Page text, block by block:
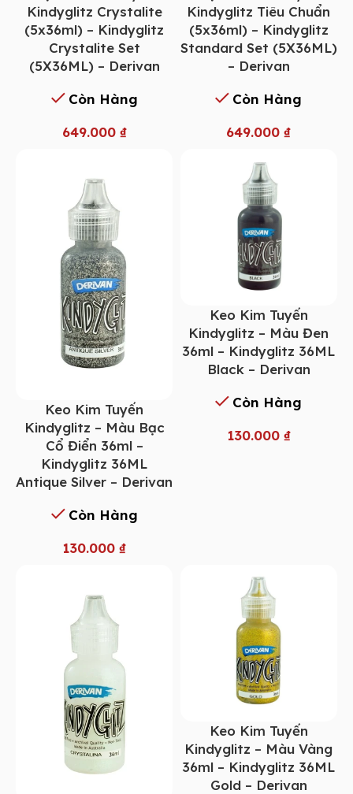
Kindyglitz Crystalite
(5x36ml) – Kindyglitz
Crystalite Set
(5X36ML) – Derivan
Còn Hàng
649.000 ₫
Kindyglitz Tiêu Chuẩn
(5x36ml) – Kindyglitz
Standard Set (5X36ML)
– Derivan
Còn Hàng
649.000₫
Keo Kim Tuyến
Kindyglitz – Màu Bạc
Cổ Điển 36ml –
Kindyglitz 36ML
Antique Silver – Derivan
Còn Hàng
130.000 ₫
Keo Kim Tuyến
Kindyglitz – Màu Đen
36ml – Kindyglitz 36ML
Black – Derivan
Còn Hàng
130.000 ₫
Keo Kim Tuyến
Kindyglitz – Màu Vàng
36ml – Kindyglitz 36ML
Gold – Derivan